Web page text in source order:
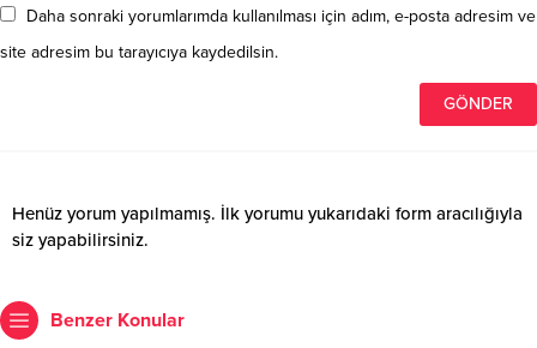
Daha sonraki yorumlarımda kullanılması için adım, e-posta adresim ve
site adresim bu tarayıcıya kaydedilsin.
Henüz yorum yapılmamış. İlk yorumu yukarıdaki form aracılığıyla
siz yapabilirsiniz.
Benzer Konular